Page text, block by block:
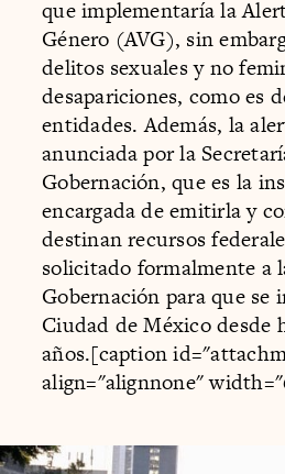
que implementaría la
Género (AVG), sin
delitos sexuales y no
desapariciones, como es
entidades. Además, la
anunciada por la
Gobernación, que es la
encargada de emitirla y
destinan recursos
solicitado formalmente a
Gobernación para que se
Ciudad de México desde
años.[caption
align="alignnone"